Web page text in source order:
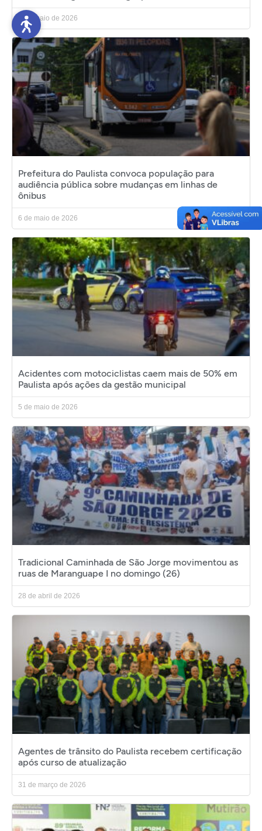
6 de maio de 2026
Prefeitura do Paulista convoca população para
audiência pública sobre mudanças em linhas de
ônibus
6 de maio de 2026
Acidentes com motociclistas caem mais de 50% em
Paulista após ações da gestão municipal
5 de maio de 2026
Tradicional Caminhada de São Jorge movimentou as
ruas de Maranguape I no domingo (26)
28 de abril de 2026
Agentes de trânsito do Paulista recebem certificação
após curso de atualização
31 de março de 2026